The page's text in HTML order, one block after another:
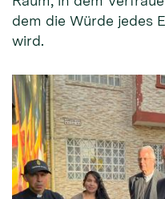
dem die Würde jedes
wird.